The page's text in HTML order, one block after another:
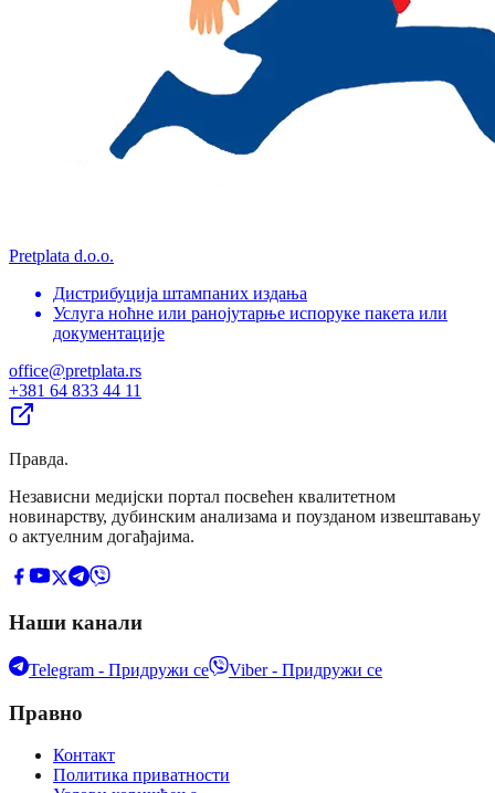
Pretplata d.o.o.
Дистрибуција штампаних издања
Услуга ноћне или ранојутарње испоруке пакета или
документације
office@pretplata.rs
+381 64 833 44 11
Правда.
Независни медијски портал посвећен квалитетном
новинарству, дубинским анализама и поузданом извештавању
о актуелним догађајима.
Наши канали
Telegram - Придружи се Viber - Придружи се
Правно
Контакт
Политика приватности